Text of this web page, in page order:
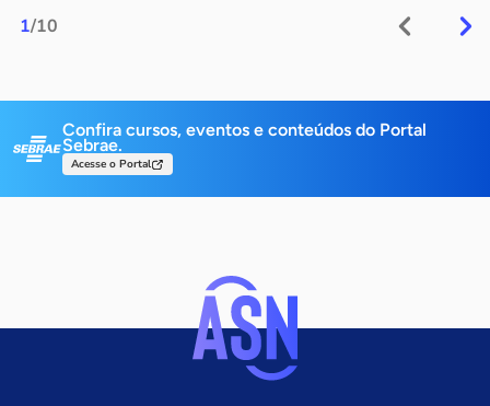
1/10
Confira cursos, eventos e conteúdos do Portal
Sebrae.
Acesse o Portal